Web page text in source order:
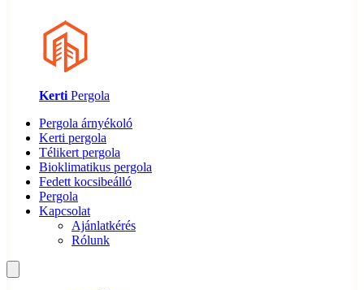
Kerti Pergola
Pergola árnyékoló
Kerti pergola
Télikert pergola
Bioklimatikus pergola
Fedett kocsibeálló
Pergola
Kapcsolat
Ajánlatkérés
Rólunk